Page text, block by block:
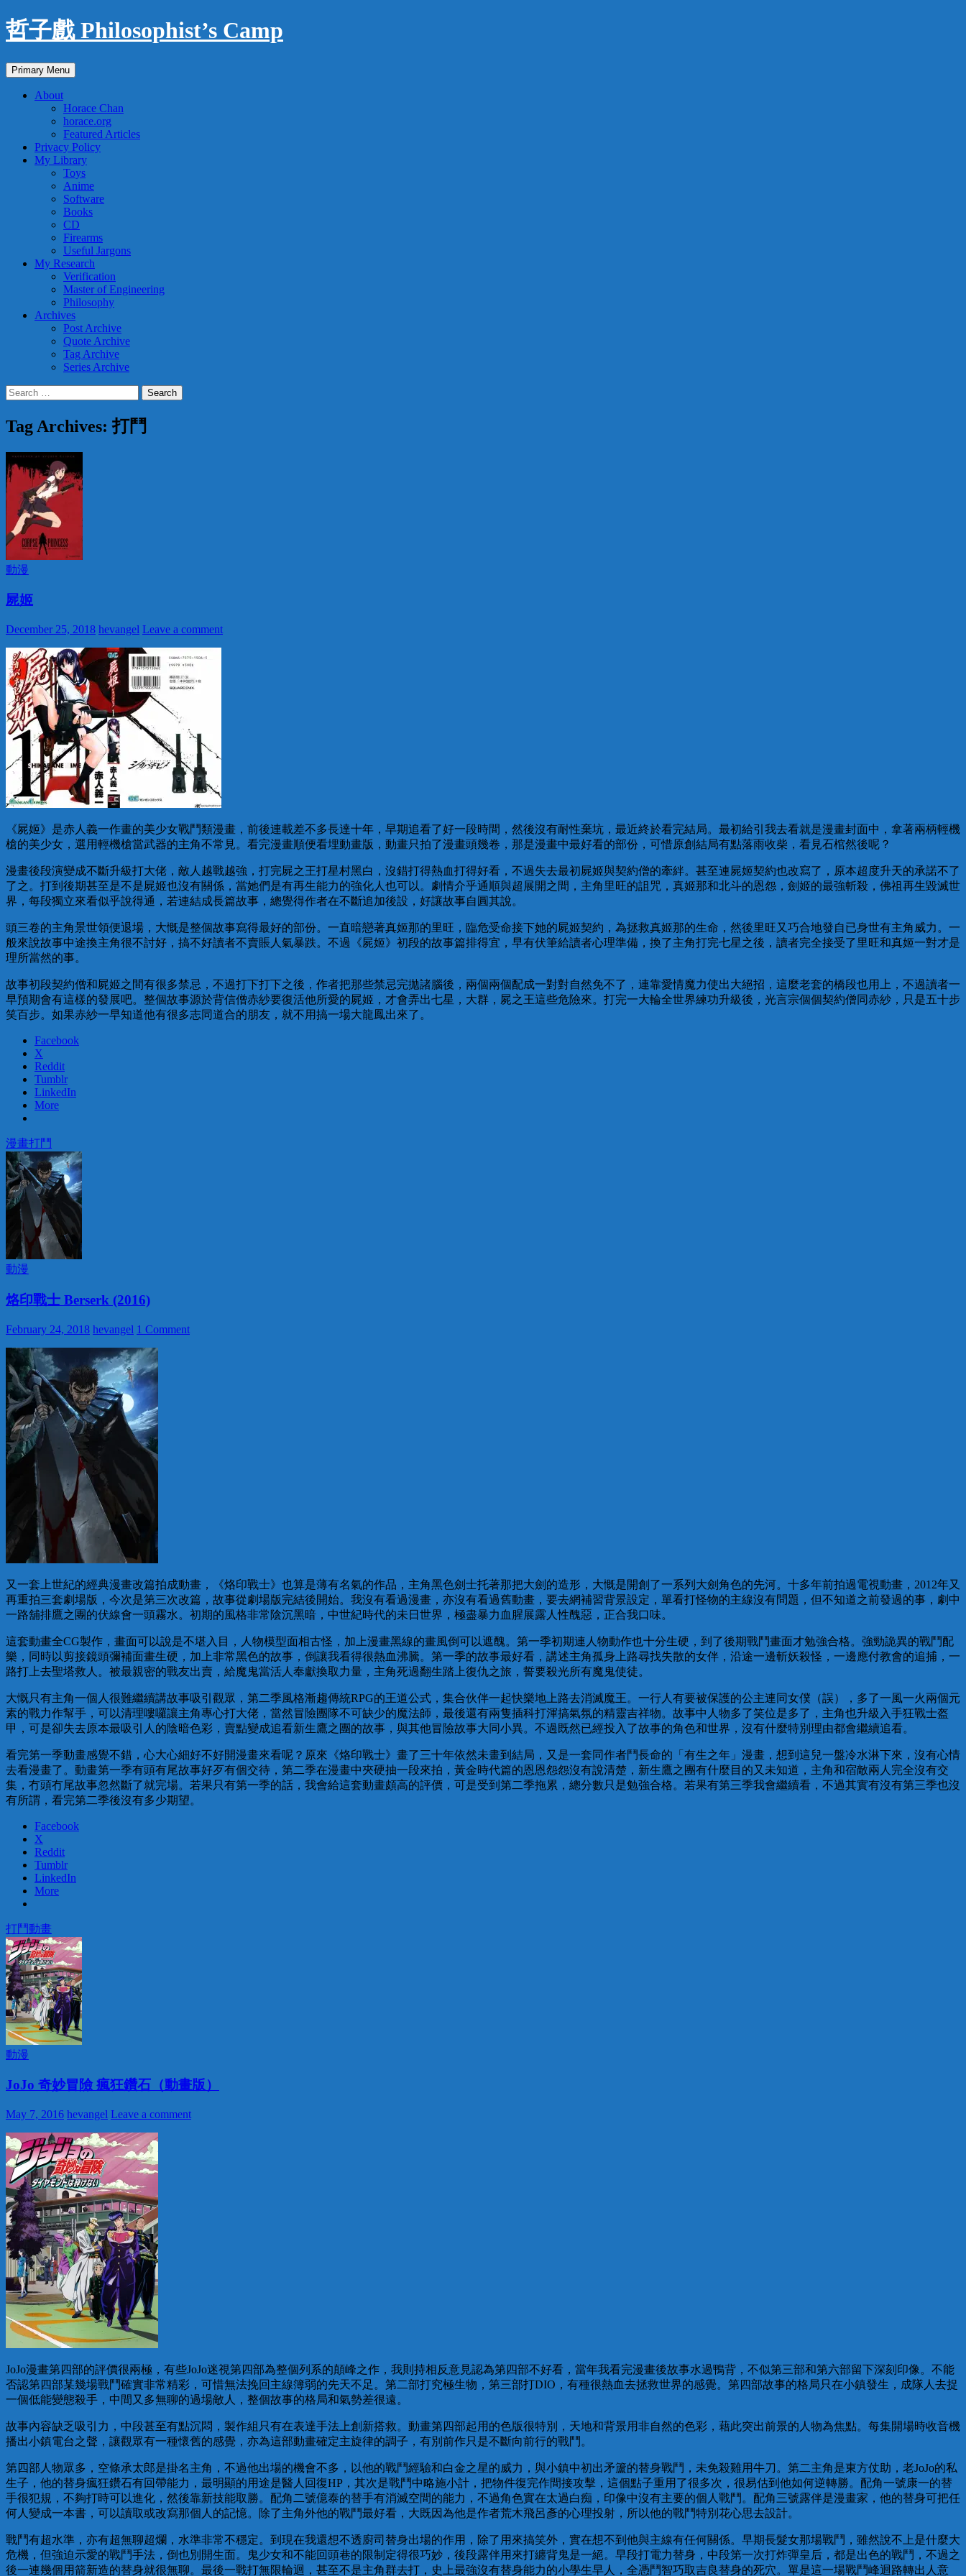
Skip
to
哲子戲 Philosophist’s Camp
Search
Primary Menu
About
Horace Chan
horace.org
Featured Articles
Privacy Policy
My Library
Toys
Anime
Software
Books
CD
Firearms
Useful Jargons
My Research
Verification
Master of Engineering
Philosophy
Archives
Post Archive
Quote Archive
Tag Archive
Series Archive
Search
for:
Tag Archives: 打鬥
動漫
屍姬
December 25, 2018 hevangel Leave a comment
《屍姬》是赤人義一作畫的美少女戰鬥類漫畫，前後連載差不多長達十年，早期追看了好一段時間，然後沒有耐性棄坑，最近終於看完結局。最初給引我去看就是漫畫封面中，拿著兩柄輕機
槍的美少女，選用輕機槍當武器的主角不常見。看完漫畫順便看埋動畫版，動畫只拍了漫畫頭幾卷，那是漫畫中最好看的部份，可惜原創結局有點落雨收柴，看見石棺然後呢？
漫畫後段演變成不斷升級打大佬，敵人越戰越強，打完屍之王打星村黑白，沒錯打得熱血打得好看，不過失去最初屍姬與契約僧的牽絆。甚至連屍姬契約也改寫了，原本超度升天的承諾不了
了之。打到後期甚至是不是屍姬也沒有關係，當她們是有再生能力的強化人也可以。劇情介乎通順與超展開之間，主角里旺的詛咒，真姬那和北斗的恩怨，劍姬的最強斬殺，佛祖再生毀滅世
界，每段獨立來看似乎說得通，若連結成長篇故事，總覺得作者在不斷追加後設，好讓故事自圓其說。
頭三卷的主角景世領便退場，大慨是整個故事寫得最好的部份。一直暗戀著真姬那的里旺，臨危受命接下她的屍姬契約，為拯救真姬那的生命，然後里旺又巧合地發自已身世有主角威力。一
般來說故事中途換主角很不討好，搞不好讀者不賣賬人氣暴跌。不過《屍姬》初段的故事篇排得宜，早有伏筆給讀者心理準備，換了主角打完七星之後，讀者完全接受了里旺和真姬一對才是
理所當然的事。
故事初段契約僧和屍姬之間有很多禁忌，不過打下打下之後，作者把那些禁忌完拋諸腦後，兩個兩個配成一對對自然免不了，連靠愛情魔力使出大絕招，這麼老套的橋段也用上，不過讀者一
早預期會有這樣的發展吧。整個故事源於背信僧赤紗要復活他所愛的屍姬，才會弄出七星，大群，屍之王這些危險來。打完一大輪全世界練功升級後，光言宗個個契約僧同赤紗，只是五十步
笑百步。如果赤紗一早知道他有很多志同道合的朋友，就不用搞一場大龍鳳出來了。
Facebook
X
Reddit
Tumblr
LinkedIn
More
漫畫打鬥
動漫
烙印戰士 Berserk (2016)
February 24, 2018 hevangel 1 Comment
又一套上世紀的經典漫畫改篇拍成動畫，《烙印戰士》也算是薄有名氣的作品，主角黑色劍士托著那把大劍的造形，大慨是開創了一系列大劍角色的先河。十多年前拍過電視動畫，2012年又
再重拍三套劇場版，今次是第三次改篇，故事從劇場版完結後開始。我沒有看過漫畫，亦沒有看過舊動畫，要去網補習背景設定，單看打怪物的主線沒有問題，但不知道之前發過的事，劇中
一路舖排鷹之團的伏線會一頭霧水。初期的風格非常陰沉黑暗，中世紀時代的未日世界，極盡暴力血腥展露人性醜惡，正合我口味。
這套動畫全CG製作，畫面可以說是不堪入目，人物模型面相古怪，加上漫畫黑線的畫風倒可以遮醜。第一季初期連人物動作也十分生硬，到了後期戰鬥畫面才勉強合格。強勁詭異的戰鬥配
樂，同時以剪接鏡頭彌補面畫生硬，加上非常黑色的故事，倒讓我看得很熱血沸騰。第一季的故事最好看，講述主角孤身上路尋找失散的女伴，沿途一邊斬妖殺怪，一邊應付教會的追捕，一
路打上去聖塔救人。被最親密的戰友出賣，給魔鬼當活人奉獻換取力量，主角死過翻生踏上復仇之旅，誓要殺光所有魔鬼使徒。
大慨只有主角一個人很難繼續講故事吸引觀眾，第二季風格漸趨傳統RPG的王道公式，集合伙伴一起快樂地上路去消滅魔王。一行人有要被保護的公主連同女僕（誤），多了一風一火兩個元
素的戰力作幫手，可以清理嘍囉讓主角專心打大佬，當然冒險團隊不可缺少的魔法師，最後還有兩隻插科打渾搞氣氛的精靈吉祥物。故事中人物多了笑位是多了，主角也升級入手狂戰士盔
甲，可是卻失去原本最吸引人的陰暗色彩，賣點變成追看新生鷹之團的故事，與其他冒險故事大同小異。不過既然已經投入了故事的角色和世界，沒有什麼特別理由都會繼續追看。
看完第一季動畫感覺不錯，心大心細好不好開漫畫來看呢？原來《烙印戰士》畫了三十年依然未畫到結局，又是一套同作者鬥長命的「有生之年」漫畫，想到這兒一盤冷水淋下來，沒有心情
去看漫畫了。動畫第一季有頭有尾故事好歹有個交待，第二季在漫畫中夾硬抽一段來拍，黃金時代篇的恩恩怨怨沒有說清楚，新生鷹之團有什麼目的又未知道，主角和宿敵兩人完全沒有交
集，冇頭冇尾故事忽然斷了就完場。若果只有第一季的話，我會給這套動畫頗高的評價，可是受到第二季拖累，總分數只是勉強合格。若果有第三季我會繼續看，不過其實有沒有第三季也沒
有所謂，看完第二季後沒有多少期望。
Facebook
X
Reddit
Tumblr
LinkedIn
More
打鬥動畫
動漫
JoJo 奇妙冒險 瘋狂鑽石（動畫版）
May 7, 2016 hevangel Leave a comment
JoJo漫畫第四部的評價很兩極，有些JoJo迷視第四部為整個列系的顛峰之作，我則持相反意見認為第四部不好看，當年我看完漫畫後故事水過鴨背，不似第三部和第六部留下深刻印像。不能
否認第四部某幾場戰鬥確實非常精彩，可惜無法挽回主線簿弱的先天不足。第二部打究極生物，第三部打DIO，有種很熱血去拯救世界的感覺。第四部故事的格局只在小鎮發生，成隊人去捉
一個低能變態殺手，中間又多無聊的過場敵人，整個故事的格局和氣勢差很遠。
故事內容缺乏吸引力，中段甚至有點沉悶，製作組只有在表達手法上創新搭救。動畫第四部起用的色版很特別，天地和背景用非自然的色彩，藉此突出前景的人物為焦點。每集開場時收音機
播出小鎮電台之聲，讓觀眾有一種懷舊的感覺，亦為這部動畫確定主旋律的調子，有別前作只是不斷向前行的戰鬥。
第四部人物眾多，空條承太郎是掛名主角，不過他出場的機會不多，以他的戰鬥經驗和白金之星的威力，與小鎮中初出矛籚的替身戰鬥，未免殺雞用牛刀。第二主角是東方仗助，老JoJo的私
生子，他的替身瘋狂鑽石有回帶能力，最明顯的用途是醫人回復HP，其次是戰鬥中略施小計，把物件復完作間接攻擊，這個點子重用了很多次，很易估到他如何逆轉勝。配角一號康一的替
手很犯規，不夠打時可以進化，然後靠新技能取勝。配角二號億泰的替手有消滅空間的能力，不過角色實在太過白痴，印像中沒有主要的個人戰鬥。配角三號露伴是漫畫家，他的替身可把任
何人變成一本書，可以讀取或改寫那個人的記憶。除了主角外他的戰鬥最好看，大既因為他是作者荒木飛呂彥的心理投射，所以他的戰鬥特別花心思去設計。
戰鬥有超水準，亦有超無聊超爛，水準非常不穩定。到現在我還想不透廚司替身出場的作用，除了用來搞笑外，實在想不到他與主線有任何關係。早期長髮女那場戰鬥，雖然說不上是什麼大
危機，但強迫示愛的戰鬥手法，倒也別開生面。鬼少女和不能回頭巷的限制定得很巧妙，後段露伴用來打纏背鬼是一絕。早段打電力替身，中段第一次打炸彈皇后，都是出色的戰鬥，不過之
後一連幾個用箭新造的替身就很無聊。最後一戰打無限輪迴，甚至不是主角群去打，史上最強沒有替身能力的小學生早人，全憑鬥智巧取吉良替身的死穴。單是這一場戰鬥峰迴路轉出人意